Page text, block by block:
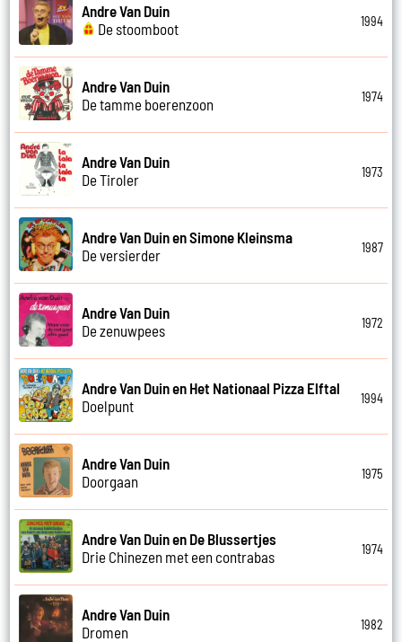
Andre Van Duin
De stoomboot
1994
Andre Van Duin
De tamme boerenzoon
1974
Andre Van Duin
De Tiroler
1973
Andre Van Duin en Simone Kleinsma
De versierder
1987
Andre Van Duin
De zenuwpees
1972
Andre Van Duin en Het Nationaal Pizza Elftal
Doelpunt
1994
Andre Van Duin
Doorgaan
1975
Andre Van Duin en De Blussertjes
Drie Chinezen met een contrabas
1974
Andre Van Duin
Dromen
1982